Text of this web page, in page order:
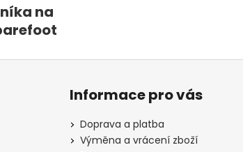
na
Informace pro vás
Doprava a platba
Výměna a vrácení zboží